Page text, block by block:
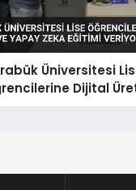
Üniversitesi
Dijital
Zeka Eğitimi